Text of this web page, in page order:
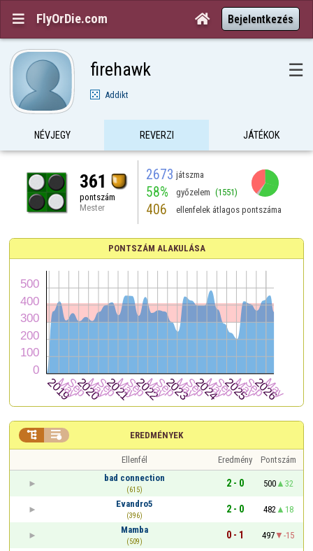
 FlyOrDie.com  Bejelentkezés
firehawk ☰
Addikt
NÉVJEGY REVERZI JÁTÉKOK
361
pontszám
Mester
2673 játszma
58% győzelem (1551)
406 ellenfelek átlagos pontszáma
PONTSZÁM ALAKULÁSA
EREDMÉNYEK
 
Ellenfél Eredmény
Pontszám
bad connection
(615)
2 - 0 500
32
Evandro5
(396)
2 - 0 482
18
Mamba
(509)
0 - 1 497
-15